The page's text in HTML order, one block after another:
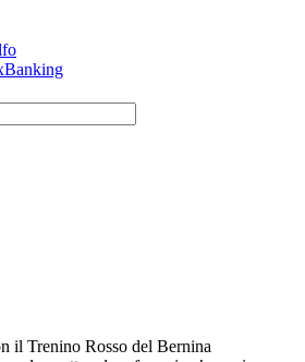
il Trenino Rosso del Bernina